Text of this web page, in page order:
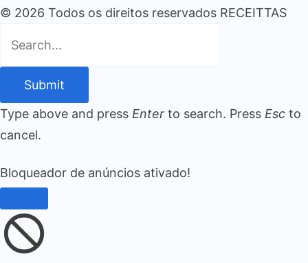
© 2026 Todos os direitos reservados RECEITTAS
Submit
Type above and press Enter to search. Press Esc to
cancel.
Bloqueador de anúncios ativado!